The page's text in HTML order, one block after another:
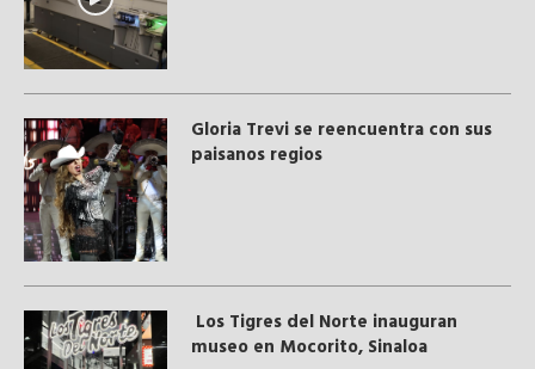
Gloria Trevi se reencuentra con sus
paisanos regios
Los Tigres del Norte inauguran
museo en Mocorito, Sinaloa